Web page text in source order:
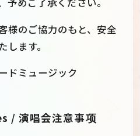
様のご協力のもと、安全
ます。
ドミュージック
/ 演唱会注意事项